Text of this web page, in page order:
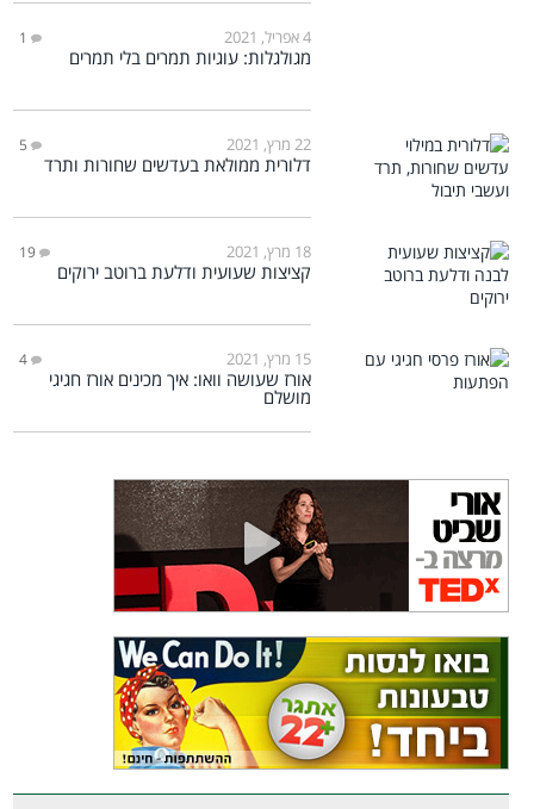
4 אפריל, 2021 1
מגולגלות: עוגיות תמרים בלי תמרים
22 מרץ, 2021 5
דלורית ממולאת בעדשים שחורות ותרד
18 מרץ, 2021 19
קציצות שעועית ודלעת ברוטב ירוקים
15 מרץ, 2021 4
אורז שעושה וואו: איך מכינים אורז חגיגי
מושלם